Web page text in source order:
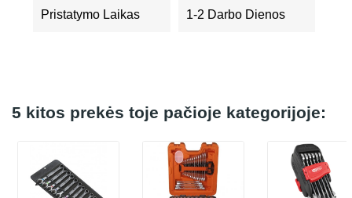
Pristatymo Laikas 1-2 Darbo Dienos
5 kitos prekės toje pačioje kategorijoje: